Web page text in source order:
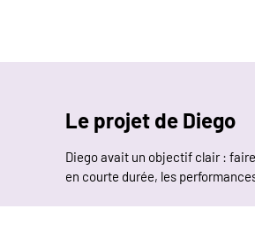
Le projet de Diego
Diego avait un objectif clair :
en courte durée, les